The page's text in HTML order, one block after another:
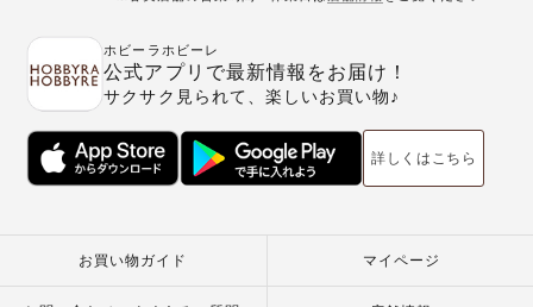
ホビーラホビーレ
公式アプリで最新情報をお届け！
サクサク見られて、楽しいお買い物♪
詳しくはこちら
お買い物ガイド マイページ